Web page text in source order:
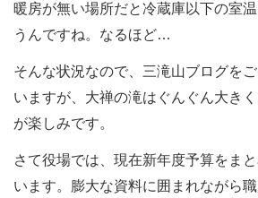
暖房が無い場所だと冷蔵庫以下の室
うんですね。なるほど…
そんな状況なので、三滝山ブログを
いますが、大禅の滝はぐんぐん大き
が楽しみです。
さて役場では、現在新年度予算をま
います。膨大な資料に囲まれながら